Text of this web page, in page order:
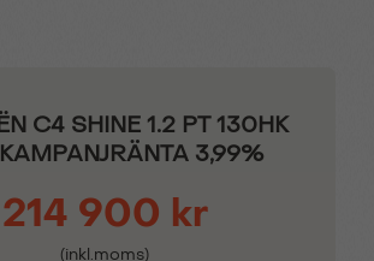
Eluppvärmd vindruta
Euro 6
C4 SHINE 1.2 PT 130HK
3,99%
214 900 kr
(inkl.moms)